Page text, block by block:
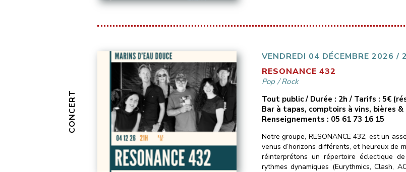
CONCERT
VENDREDI 04 DÉCEMBRE 2026 /
RESONANCE 432
Pop /Rock
Tout public / Durée : 2h / Tarifs : 5€
Bar à tapas, comptoirs à vins, bières
Renseignements : 05 61 73 16 15
Notre groupe, RESONANCE 432, est un
venus d’horizons différents, et heureux de
réinterprétons un répertoire éclectique
rythmes dynamiques (Eurythmics, Clash,